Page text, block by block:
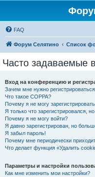
FAQ
Форум Селятино Список
Часто задаваемые
Вход на конференцию и
Зачем мне нужно
Что такое COPPA?
Почему я не могу
Я только что зарегистрировался,
Почему я не могу войти?
Я давно зарегистрирован, но
Я забыл пароль!
Почему мне периодически
Что делает функция «Удалить
Параметры и настройки
Как мне изменить мои настройки?